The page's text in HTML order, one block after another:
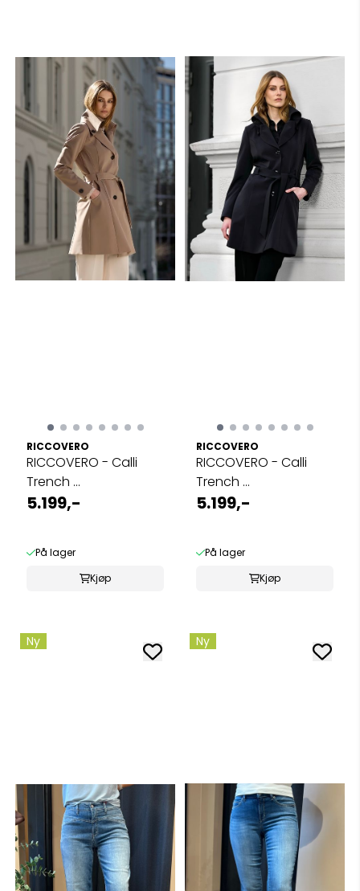
RICCOVERO
RICCOVERO - Calli
Trench ...
5.199,-
På lager
Kjøp
RICCOVERO
RICCOVERO - Calli
Trench ...
5.199,-
På lager
Kjøp
Ny Ny